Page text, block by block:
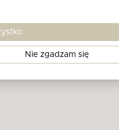
Nie zgadzam się